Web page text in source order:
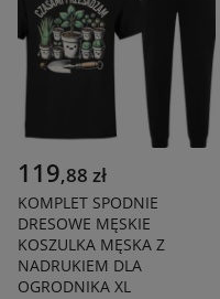
119,88 zł
KOMPLET SPODNIE
DRESOWE MĘSKIE
KOSZULKA MĘSKA Z
NADRUKIEM DLA
OGRODNIKA XL